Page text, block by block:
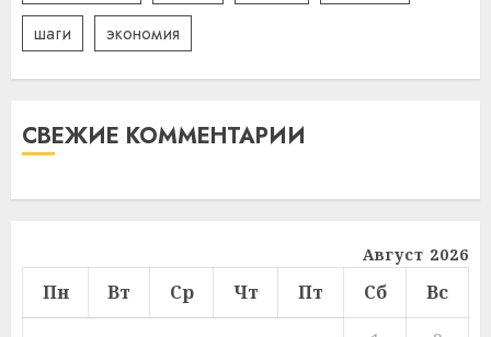
шаги
экономия
СВЕЖИЕ КОММЕНТАРИИ
Август 2026
Пн Вт Ср Чт Пт Сб
Вс